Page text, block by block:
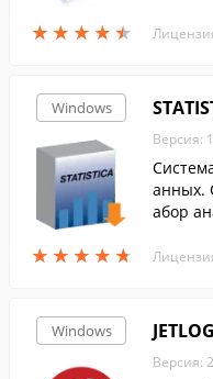
★ ★ ★ ★ ★
★ ★ ★ ★ ★
Windows
★ ★ ★ ★ ★
★ ★ ★ ★ ★
Версия:
анных.
абор
ко и т.
Windows
Версия: